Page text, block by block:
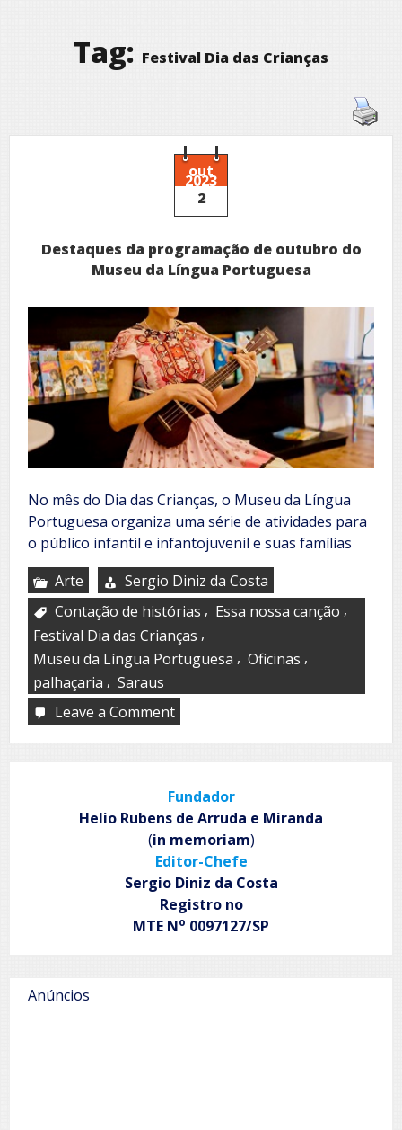
Tag: Festival Dia das Crianças
out
2023
2
Destaques da programação de outubro do
Museu da Língua Portuguesa
No mês do Dia das Crianças, o Museu da Língua
Portuguesa organiza uma série de atividades para
o público infantil e infantojuvenil e suas famílias
Arte
Sergio Diniz da Costa
Contação de histórias , Essa nossa canção ,
Festival Dia das Crianças ,
Museu da Língua Portuguesa , Oficinas ,
palhaçaria , Saraus
Leave a Commenton
da
outubro
do
Museu
da
Língua
Portuguesa
Fundador
Helio Rubens de Arruda e Miranda
(in memoriam)
Editor-Chefe
Sergio Diniz da Costa
Registro no
MTE No 0097127/SP
Anúncios